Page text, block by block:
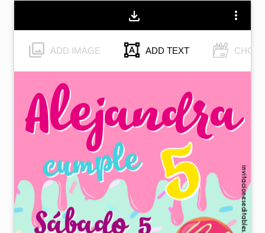
ADD IMAGE ADD TEXT